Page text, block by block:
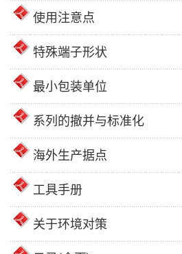
使用注意点
特殊端子形状
最小包装单位
系列的撤并与标准化
海外生产据点
工具手册
关于环境对策